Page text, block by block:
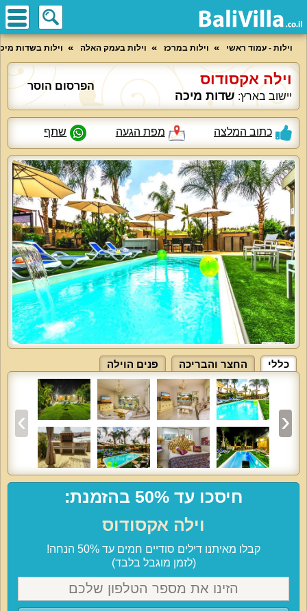
וילות - עמוד ראשי וילות במרכז וילות בעמק האלה וילות בשדות
וילה אקסודוס
יישוב בארץ: שדות מיכה
הפרסום הוסר
כתוב המלצה מפת הגעה שתף
כללי החצר והבריכה פנים הוילה
חיסכו עד 50% בהזמנת:
וילה אקסודוס
קבלו מאיתנו דילים סודיים חמים עד 50% הנחה!
(לזמן מוגבל בלבד)